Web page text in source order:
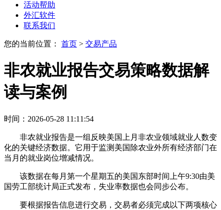
活动帮助
外汇软件
联系我们
您的当前位置： 首页 > 交易产品
非农就业报告交易策略数据解
读与案例
时间：2026-05-28 11:11:54
非农就业报告是一组反映美国上月非农业领域就业人数变
化的关键经济数据。它用于监测美国除农业外所有经济部门在
当月的就业岗位增减情况。
该数据在每月第一个星期五的美国东部时间上午9:30由美
国劳工部统计局正式发布，失业率数据也会同步公布。
要根据报告信息进行交易，交易者必须完成以下两项核心